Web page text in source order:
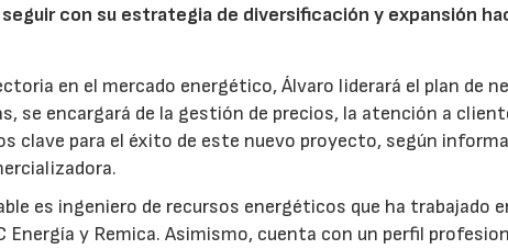
con su estrategia de diversificación y expansión
en el mercado energético, Álvaro liderará el plan de
se encargará de la gestión de precios, la atención a
clave para el éxito de este nuevo proyecto, según
es ingeniero de recursos energéticos que ha trabajado
Energía y Remica. Asimismo, cuenta con un perfil